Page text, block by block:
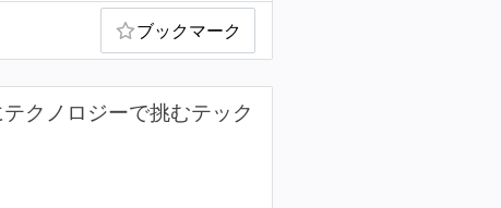
ブックマーク
クノロジーで挑むテック